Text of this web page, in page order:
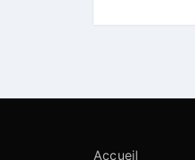
Accueil